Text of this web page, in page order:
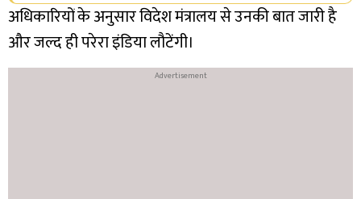
अधिकारियों के अनुसार विदेश मंत्रालय से उनकी बात जारी है
और जल्द ही परेरा इंडिया लौटेंगी।